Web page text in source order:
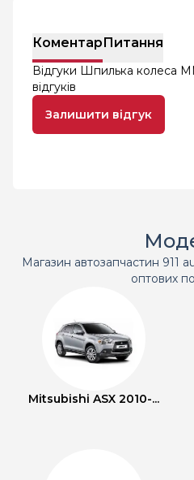
КоментарПитання
Відгуки Шпилька колеса
відгуків
Залишити відгук
Магазин автозапчастин 911
оптових
Mitsubishi ASX 2010-...